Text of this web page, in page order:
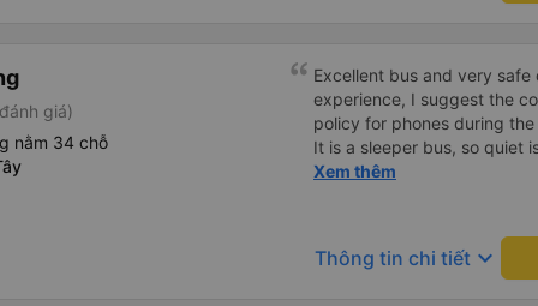
giá)
nằm 34 chỗ
Excellent bus and very
experience, I suggest the
policy for phones during
It is a sleeper bus, so quiet
Wi-Fi password clearly
hơn, tôi góp ý nhà xe nên
lặng (tắt âm thanh điện
Xem thêm
Thông tin chi tiết keyboard_arrow_down